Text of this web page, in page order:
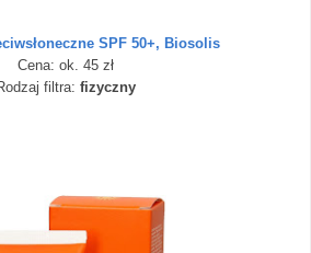
SPF 50+, Biosolis
Cena: ok. 45 zł
filtra: fizyczny